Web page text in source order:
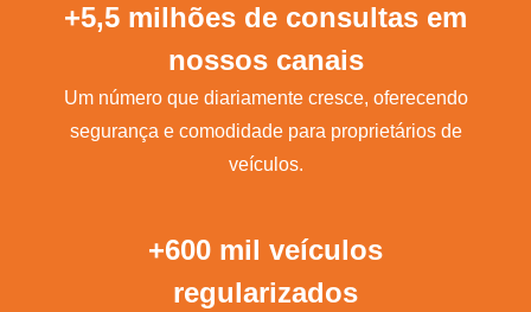
+5,5 milhões de consultas em
nossos canais
Um número que diariamente cresce, oferecendo
segurança e comodidade para proprietários de
veículos.
+600 mil veículos
regularizados